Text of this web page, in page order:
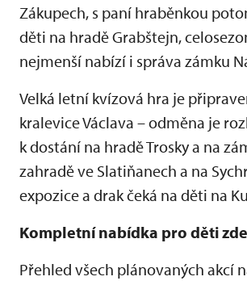
Zákupech, s paní hraběnkou
děti na hradě Grabštejn,
nejmenší nabízí i správa zámku
Velká letní kvízová hra je
kralevice Václava – odměna je
k dostání na hradě Trosky a na
zahradě ve Slatiňanech a na
expozice a drak čeká na děti na
Kompletní nabídka pro děti
Přehled všech plánovaných akcí